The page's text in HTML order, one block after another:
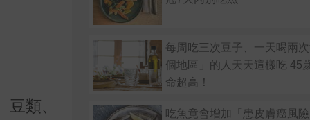
類、
每周吃三次豆子、一天喝兩
個地區」的人天天這樣吃 45
命超高！
吃魚竟會增加「患皮膚癌風